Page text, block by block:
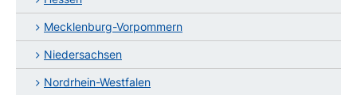
Mecklenburg-Vorpommern
Niedersachsen
Nordrhein-Westfalen